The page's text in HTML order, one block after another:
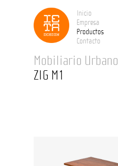
Inicio
Empresa
Productos
Contacto
Mobiliario Urbano
ZIG M1